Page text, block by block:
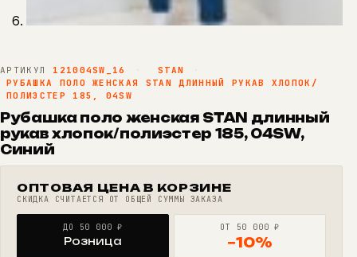
АРТИКУЛ 121004SW_16 · STAN
·
РУБАШКА ПОЛО ЖЕНСКАЯ STAN ДЛИННЫЙ РУКАВ ХЛОПОК/
ПОЛИЭСТЕР 185, 04SW
Рубашка поло женская STAN длинный
рукав хлопок/полиэстер 185, 04SW,
Синий
ОПТОВАЯ ЦЕНА В КОРЗИНЕ
СКИДКА СЧИТАЕТСЯ ОТ ОБЩЕЙ СУММЫ ЗАКАЗА
ДО 50 000 ₽
Розница
ОТ 50 000 ₽
−10%